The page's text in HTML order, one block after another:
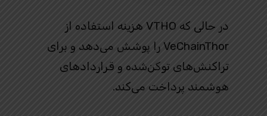
در حالی که VTHO هزینه استفاده از
VeChainThor را پوشش می‌دهد و برای
تراکنش‌های توکن‌شده و قراردادهای
هوشمند پرداخت می‌کند.